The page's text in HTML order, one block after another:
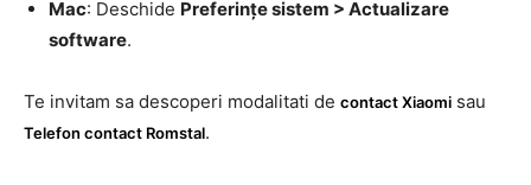
Mac: Deschide Preferințe sistem > Actualizare
software.
Te invitam sa descoperi modalitati de contact Xiaomi sau
Telefon contact Romstal.